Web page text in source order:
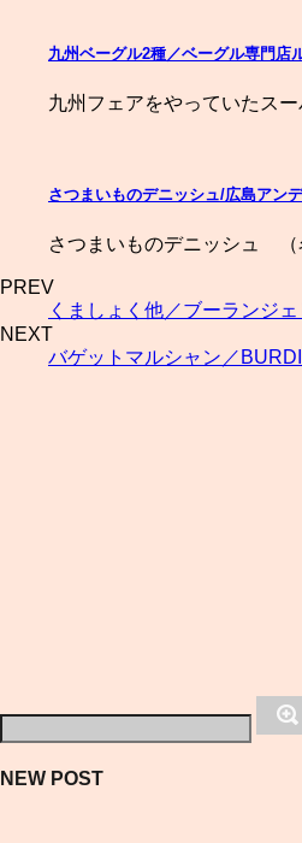
九州ベーグル2種／ベーグル専門店
九州フェアをやっていたス
さつまいものデニッシュ/広島アン
さつまいものデニッシュ （
PREV
くましょく他／ブーランジ
NEXT
バゲットマルシャン／
NEW POST